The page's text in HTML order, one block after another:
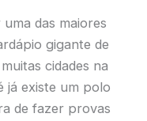
das maiores
gigante de
cidades na
já existe um polo
de fazer provas